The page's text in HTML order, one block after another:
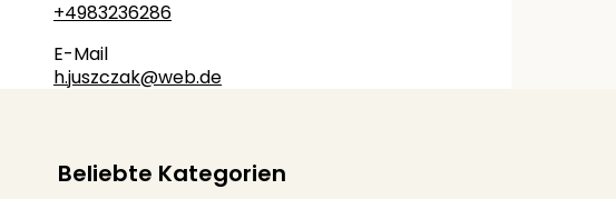
+4983236286
E-Mail
h.juszczak@web.de
Beliebte Kategorien